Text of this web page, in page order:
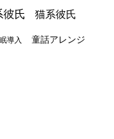
彼氏 猫系彼氏
導入 童話アレンジ